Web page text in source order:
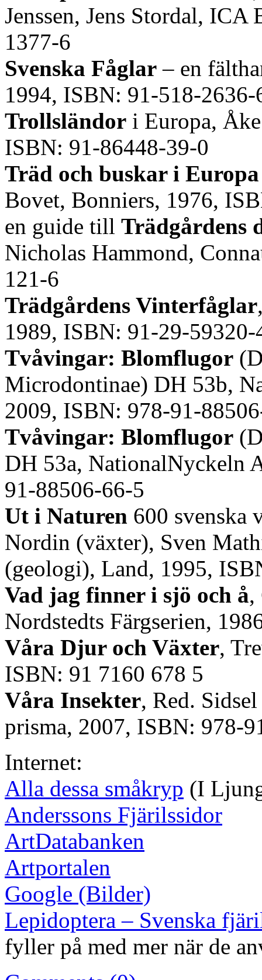
Jenssen, Jens Stordal,
1377-6
Svenska Fåglar – en
1994, ISBN: 91-518-2636-
Trollsländor i Europa,
ISBN: 91-86448-39-0
Träd och buskar i Europa
Bovet, Bonniers, 1976,
en guide till Trädgårdens
Nicholas Hammond,
121-6
Trädgårdens Vinterfåglar
1989, ISBN: 91-29-59320-
Tvåvingar: Blomflugor
Microdontinae) DH 53b,
2009, ISBN: 978-91-
Tvåvingar: Blomflugor
DH 53a, NationalNyckeln
91-88506-66-5
Ut i Naturen 600 svenska
Nordin (växter), Sven
(geologi), Land, 1995,
Vad jag finner i sjö och å,
Nordstedts Färgserien,
Våra Djur och Växter,
ISBN: 91 7160 678 5
Våra Insekter, Red.
prisma, 2007, ISBN: 978-
Internet:
Alla dessa småkryp (I
Anderssons Fjärilssidor
ArtDatabanken
Artportalen
Google (Bilder)
Lepidoptera – Svenska
fyller på med mer när de